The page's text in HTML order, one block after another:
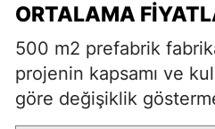
ORTALAMA
500 m2 prefabrik
projenin kapsamı ve
göre değişiklik